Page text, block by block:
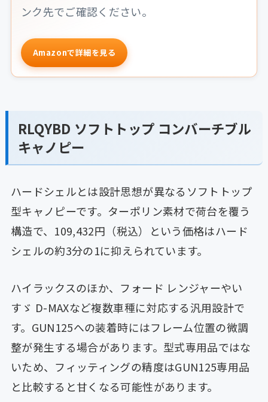
ンク先でご確認ください。
Amazonで詳細を見る
RLQYBD ソフトトップ コンバーチブル
キャノピー
ハードシェルとは設計思想が異なるソフトトップ
型キャノピーです。ターポリン素材で荷台を覆う
構造で、109,432円（税込）という価格はハード
シェルの約3分の1に抑えられています。
ハイラックスのほか、フォード レンジャーやい
すゞ D-MAXなど複数車種に対応する汎用設計で
す。GUN125への装着時にはフレーム位置の微調
整が発生する場合があります。型式専用品ではな
いため、フィッティングの精度はGUN125専用品
と比較すると甘くなる可能性があります。